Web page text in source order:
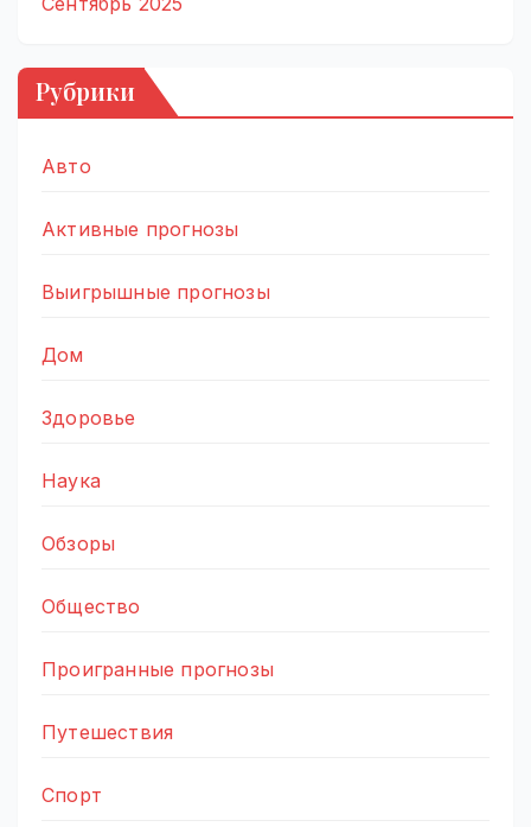
Рубрики
Авто
Активные прогнозы
Выигрышные прогнозы
Дом
Здоровье
Наука
Обзоры
Общество
Проигранные прогнозы
Путешествия
Спорт